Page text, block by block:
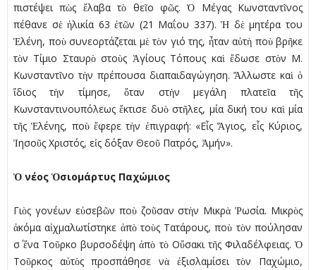
πιστέψει πὼς ἔλαβα τὸ θεῖο φῶς. Ὁ Μέγας Κωνσταντῖνος
πέθανε σὲ ἡλικία 63 ἐτῶν (21 Μαΐου 337). Ἡ δὲ μητέρα του
Ἑλένη, ποὺ συνεορτάζεται μὲ τὸν γιό της, ἦταν αὐτὴ ποὺ βρῆκε
τὸν Τίμιο Σταυρὸ στοὺς Ἁγίους Τόπους καὶ ἔδωσε στὸν Μ.
Κωνσταντῖνο τὴν πρέπουσα διαπαιδαγώγηση. Ἄλλωστε καὶ ὁ
ἴδιος τὴν τίμησε, ὅταν στὴν μεγάλη πλατεῖα τῆς
Κωνσταντινουπόλεως ἔκτισε δυὸ στῆλες, μία δική του καὶ μία
τῆς Ἑλένης, ποὺ ἔφερε τὴν ἐπιγραφή: «Εἷς Ἅγιος, εἷς Κύριος,
Ἰησοῦς Χριστός, εἰς δόξαν Θεοῦ Πατρός, Ἀμήν».
Ὁ νέος Ὁσιομάρτυς Παχώμιος
Γιὸς γονέων εὐσεβῶν ποὺ ζοῦσαν στὴν Μικρὰ Ῥωσία. Μικρὸς
ἀκόμα αἰχμαλωτίστηκε ἀπὸ τοὺς Τατάρους, ποὺ τὸν πούλησαν
σ΄ ἕνα Τοῦρκο βυρσοδέψη ἀπὸ τὸ Οὔσακι τῆς Φιλαδέλφειας. Ὁ
Τοῦρκος αὐτὸς προσπάθησε νὰ ἐξισλαμίσει τὸν Παχώμιο,